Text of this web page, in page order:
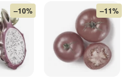
–10% –11%